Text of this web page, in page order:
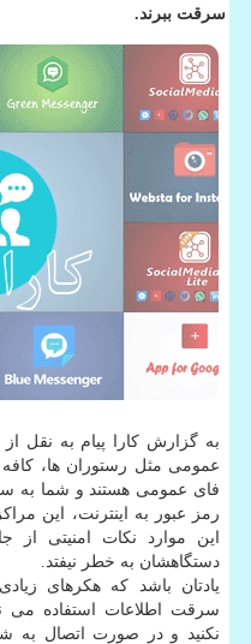
سرقت ببرند.
به گزارش كارا پیام به نقل
عمومی مثل رستوران ها، كافه
فای عمومی هستند و شما به
رمز عبور به اینترنت، این
این موارد نكات امنیتی از
دستگاهشان به خطر نیفتد.
یادتان باشد كه هكرهای
سرقت اطلاعات استفاده می
نكنید و در صورت اتصال به